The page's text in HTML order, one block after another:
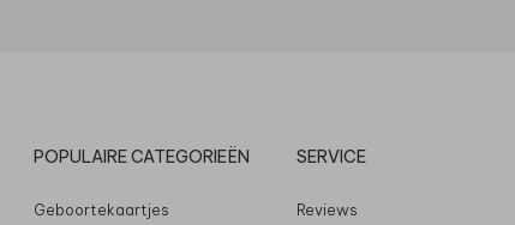
POPULAIRE CATEGORIEËN
Geboortekaartjes
SERVICE
Reviews